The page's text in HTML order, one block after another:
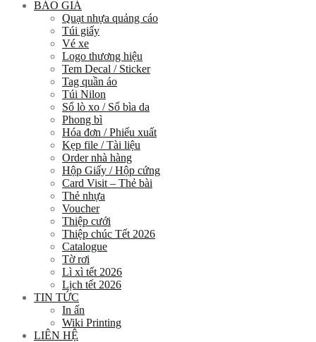
BÁO GIÁ
Quạt nhựa quảng cáo
Túi giấy
Vé xe
Logo thương hiệu
Tem Decal / Sticker
Tag quần áo
Túi Nilon
Sổ lò xo / Sổ bìa da
Phong bì
Hóa đơn / Phiếu xuất
Kẹp file / Tài liệu
Order nhà hàng
Hộp Giấy / Hộp cứng
Card Visit – Thẻ bài
Thẻ nhựa
Voucher
Thiệp cưới
Thiệp chúc Tết 2026
Catalogue
Tờ rơi
Lì xì tết 2026
Lịch tết 2026
TIN TỨC
In ấn
Wiki Printing
LIÊN HỆ